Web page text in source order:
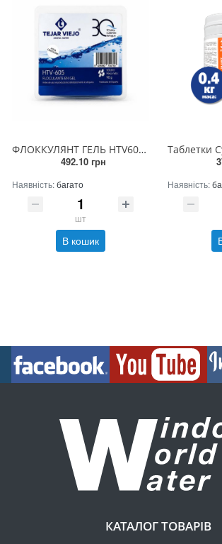
ФЛОККУЛЯНТ ГЕЛЬ HTV605 90 гр (36шт)
492.10 грн
Наявність:багато
шт
В кошик
Наявність:
КАТАЛОГ ТОВАРІВ